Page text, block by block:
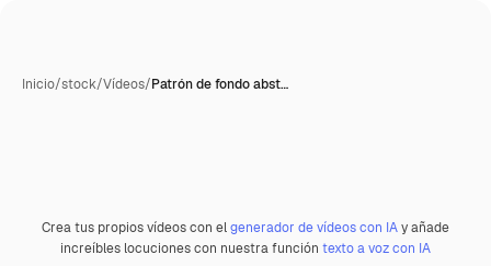
Inicio/stock/Vídeos/Patrón de fondo abst…
Premium
Crea tus propios vídeos con elgenerador de vídeos con IAy añade
increíbles locuciones con nuestra función texto a voz con IA